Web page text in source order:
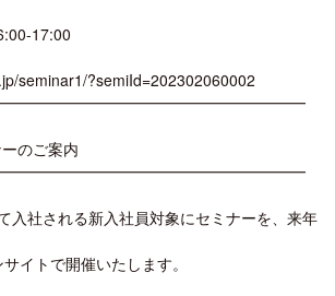
17:00
seminar1/?semiId=202302060002
のご案内
入社される新入社員対象にセミナーを、来年
イトで開催いたします。